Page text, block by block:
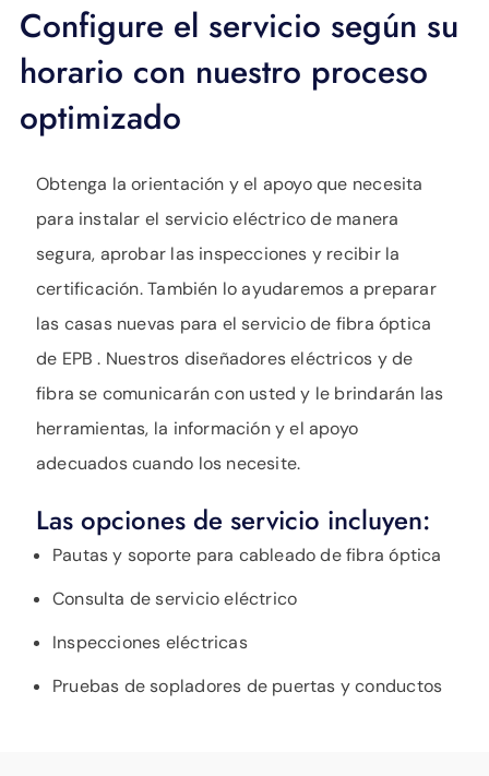
Configure el servicio según su
horario con nuestro proceso
optimizado
Obtenga la orientación y el apoyo que necesita
para instalar el servicio eléctrico de manera
segura, aprobar las inspecciones y recibir la
certificación. También lo ayudaremos a preparar
las casas nuevas para el servicio de fibra óptica
de EPB . Nuestros diseñadores eléctricos y de
fibra se comunicarán con usted y le brindarán las
herramientas, la información y el apoyo
adecuados cuando los necesite.
Las opciones de servicio incluyen:
Pautas y soporte para cableado de fibra óptica
Consulta de servicio eléctrico
Inspecciones eléctricas
Pruebas de sopladores de puertas y conductos